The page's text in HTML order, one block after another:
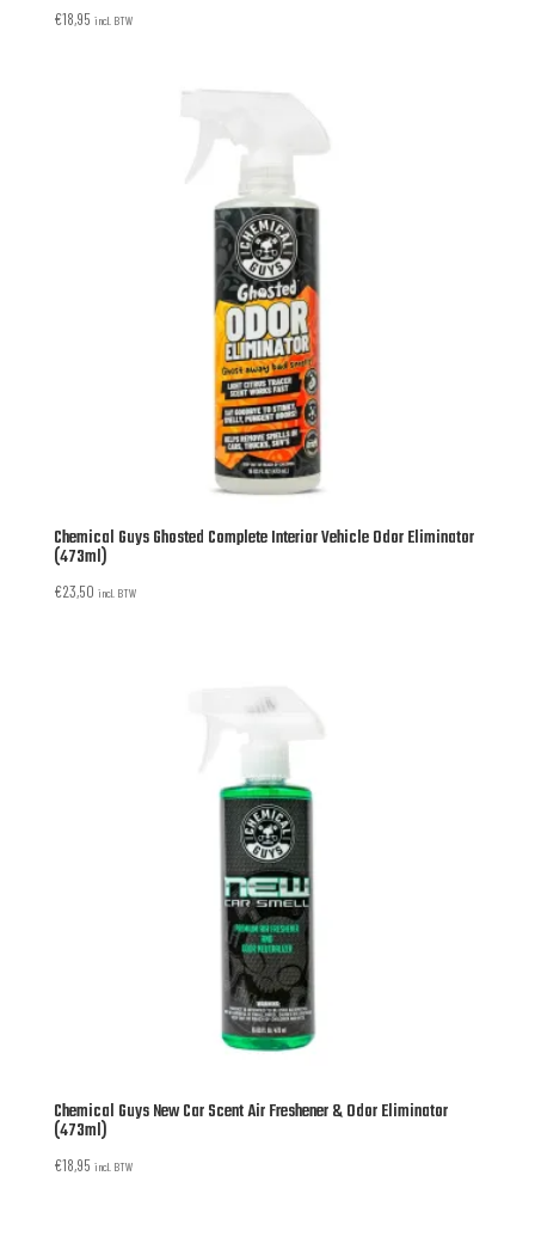
€18,95 incl. BTW
Chemical Guys Ghosted Complete Interior Vehicle Odor Eliminator
(473ml)
€23,50 incl. BTW
Chemical Guys New Car Scent Air Freshener & Odor Eliminator
(473ml)
€18,95 incl. BTW